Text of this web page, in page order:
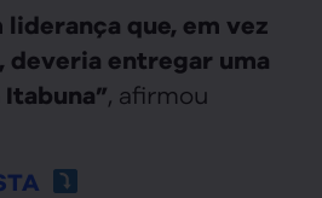
liderança que, em vez
deveria entregar uma
, afirmou